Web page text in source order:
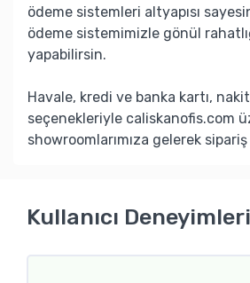
ödeme sistemleri altyapısı
ödeme sistemimizle gönül
yapabilirsin.
Havale, kredi ve banka kartı,
seçenekleriyle caliskanofis.com
showroomlarımıza gelerek
Kullanıcı